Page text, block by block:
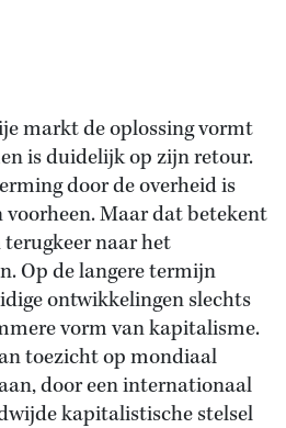
markt de oplossing vormt
is duidelijk op zijn retour.
door de overheid is
Maar dat betekent
naar het
Op de langere termijn
ontwikkelingen slechts
vorm van kapitalisme.
toezicht op mondiaal
door een internationaal
kapitalistische stelsel